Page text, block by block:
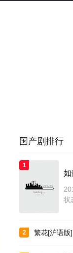
国产剧排行
1
如
状
2 繁花[沪语版]